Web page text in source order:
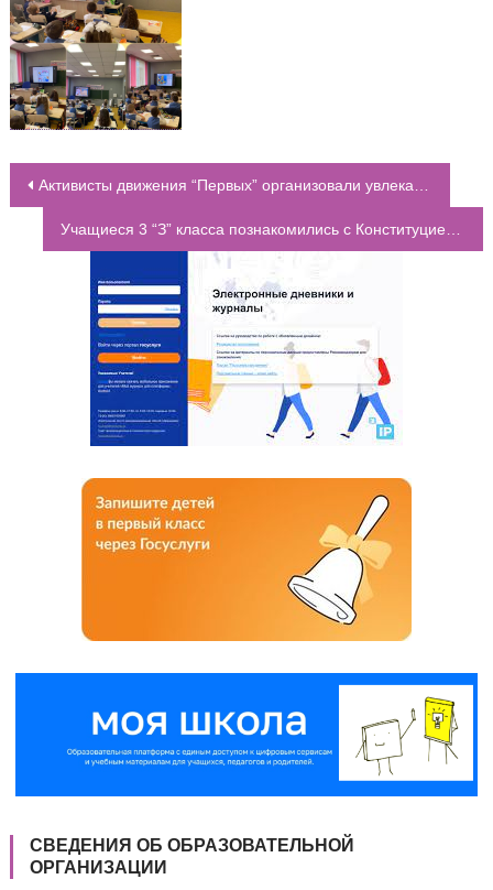
НАВИГАЦИЯ ПО ЗАПИСЯМ
Активисты движения “Первых” организовали увлекательное мероприятие для учеников 1-2 классов
СВЕДЕНИЯ ОБ ОБРАЗОВАТЕЛЬНОЙ
ОРГАНИЗАЦИИ